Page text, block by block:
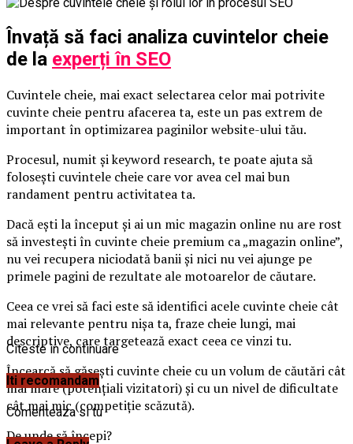
Învață să faci analiza cuvintelor cheie
de la experți în SEO
Cuvintele cheie, mai exact selectarea celor mai potrivite
cuvinte cheie pentru afacerea ta, este un pas extrem de
important în optimizarea paginilor website-ului tău.
Procesul, numit și keyword research, te poate ajuta să
folosești cuvintele cheie care vor avea cel mai bun
randament pentru activitatea ta.
Dacă ești la început și ai un mic magazin online nu are rost
să investești în cuvinte cheie premium ca „magazin online”,
nu vei recupera niciodată banii și nici nu vei ajunge pe
primele pagini de rezultate ale motoarelor de căutare.
Ceea ce vrei să faci este să identifici acele cuvinte cheie cât
mai relevante pentru nișa ta, fraze cheie lungi, mai
descriptive, care targetează exact ceea ce vinzi tu.
Încearcă să găsești cuvinte cheie cu un volum de căutări cât
mai mare (potențiali vizitatori) și cu un nivel de dificultate
cât mai mic (competiție scăzută).
De unde să începi?
Citeste in continuare
Iti recomandam
Comenteaza si tu